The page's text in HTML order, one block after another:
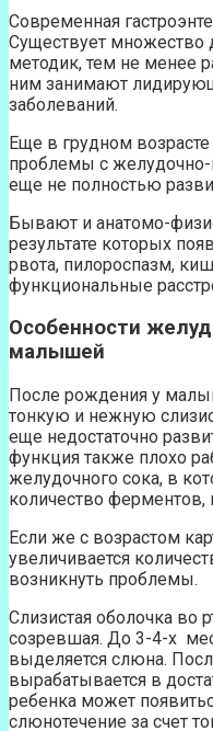
Современная
Существует множество
методик, тем не менее
ним занимают
заболеваний.
Еще в грудном
проблемы с
еще не полностью
Бывают и анатомо-
результате которых
рвота, пилороспазм,
функциональные
Особенности
малышей
После рождения у
тонкую и нежную
еще недостаточно
функция также плохо
желудочного сока, в
количество
Если же с возрастом
увеличивается
возникнуть проблемы.
Слизистая оболочка во
созревшая. До 3-4-х
выделяется слюна.
вырабатывается в
ребенка может
слюнотечение за счет